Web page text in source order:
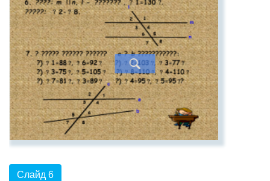
Слайд 6